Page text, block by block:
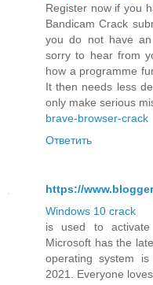
Register now if you
Bandicam Crack
you do not have an
sorry to hear from
how a programme
It then needs less
only make serious
brave-browser-crack
Ответить
https://
Windows 10 crack
is used to activate
Microsoft has the
operating system
2021. Everyone